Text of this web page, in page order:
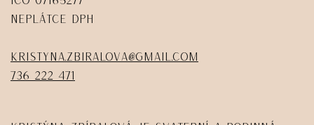
Neplátce DPH
kristyna.zbiralova@gmail.com
736 222 471